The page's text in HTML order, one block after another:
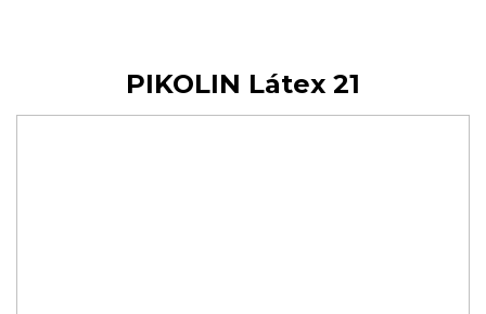
PIKOLIN Látex 21